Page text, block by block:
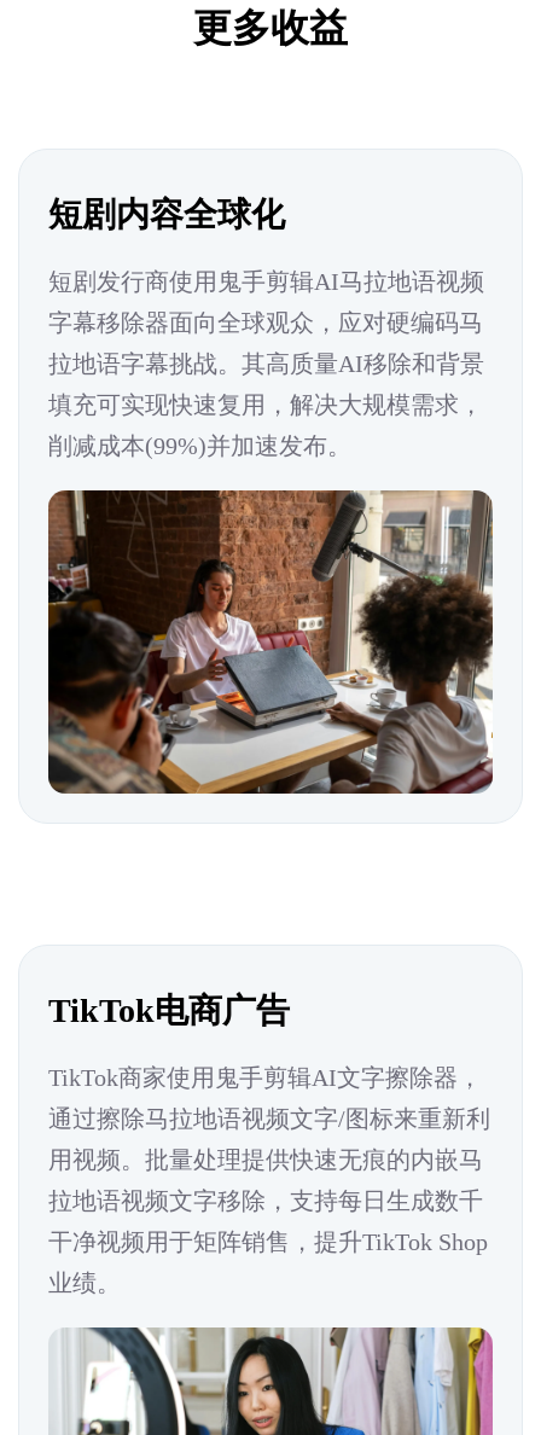
更多收益
短剧内容全球化
短剧发行商使用鬼手剪辑AI马拉地语视频
字幕移除器面向全球观众，应对硬编码马
拉地语字幕挑战。其高质量AI移除和背景
填充可实现快速复用，解决大规模需求，
削减成本(99%)并加速发布。
TikTok电商广告
TikTok商家使用鬼手剪辑AI文字擦除器，
通过擦除马拉地语视频文字/图标来重新利
用视频。批量处理提供快速无痕的内嵌马
拉地语视频文字移除，支持每日生成数千
干净视频用于矩阵销售，提升TikTok Shop
业绩。